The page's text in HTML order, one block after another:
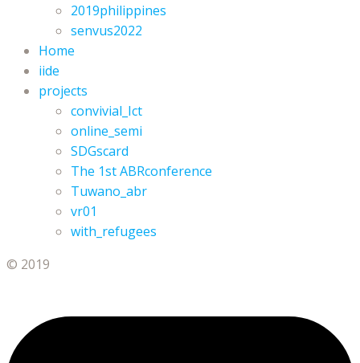
2019philippines
senvus2022
Home
iide
projects
convivial_Ict
online_semi
SDGscard
The 1st ABRconference
Tuwano_abr
vr01
with_refugees
© 2019